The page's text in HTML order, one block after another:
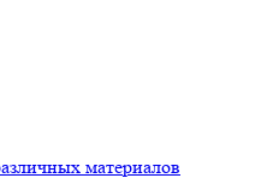
материалов